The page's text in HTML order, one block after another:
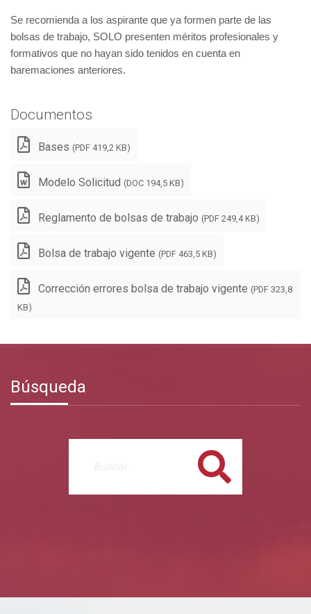
Se recomienda a los aspirante que ya formen parte de las
bolsas de trabajo, SOLO presenten méritos profesionales y
formativos que no hayan sido tenidos en cuenta en
baremaciones anteriores.
Documentos
Bases (PDF 419,2 KB)
Modelo Solicitud (DOC 194,5 KB)
Reglamento de bolsas de trabajo (PDF 249,4 KB)
Bolsa de trabajo vigente (PDF 463,5 KB)
Corrección errores bolsa de trabajo vigente (PDF 323,8
KB)
Búsqueda
Buscar